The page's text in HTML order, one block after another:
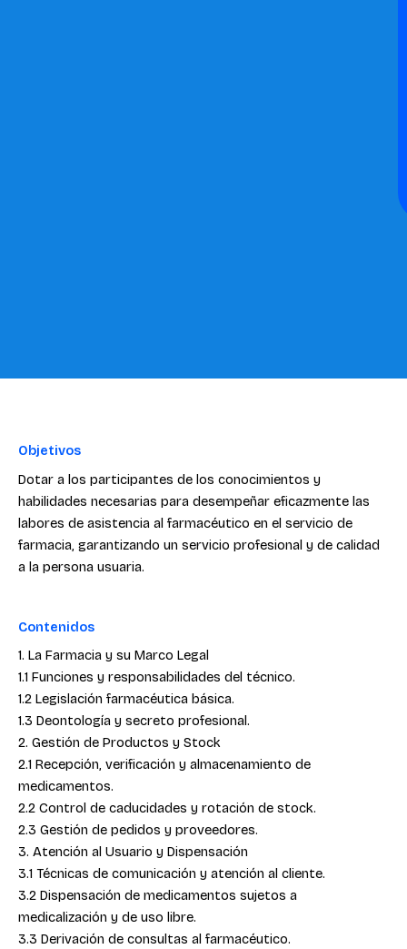
Objetivos
Dotar a los participantes de los conocimientos y
habilidades necesarias para desempeñar eficazmente las
labores de asistencia al farmacéutico en el servicio de
farmacia, garantizando un servicio profesional y de calidad
a la persona usuaria.
Contenidos
1. La Farmacia y su Marco Legal
1.1 Funciones y responsabilidades del técnico.
1.2 Legislación farmacéutica básica.
1.3 Deontología y secreto profesional.
2. Gestión de Productos y Stock
2.1 Recepción, verificación y almacenamiento de
medicamentos.
2.2 Control de caducidades y rotación de stock.
2.3 Gestión de pedidos y proveedores.
3. Atención al Usuario y Dispensación
3.1 Técnicas de comunicación y atención al cliente.
3.2 Dispensación de medicamentos sujetos a
medicalización y de uso libre.
3.3 Derivación de consultas al farmacéutico.